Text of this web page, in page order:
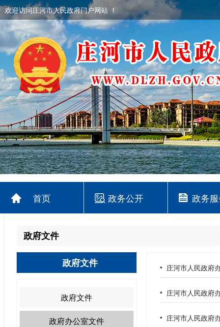
欢迎访问庄河市人民政府门户网站 ！
首页 政务公开 政务
政府文件
政府文件
政府文件
政府办公室文件
庄河市人民政府
庄河市人民政府
庄河市人民政府